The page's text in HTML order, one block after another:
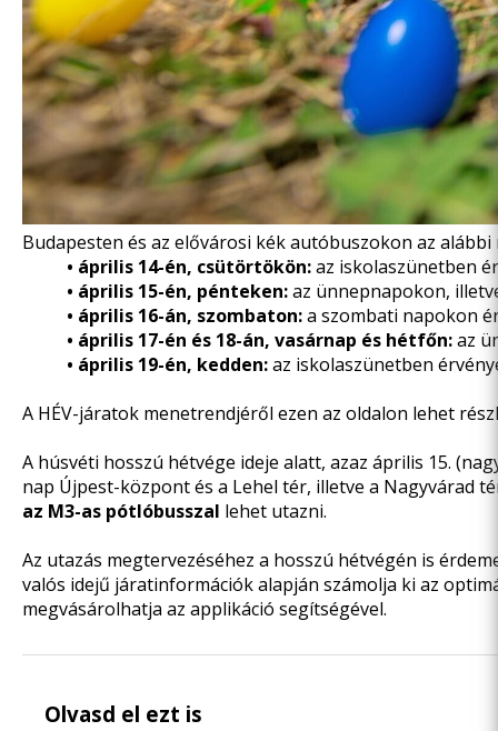
Budapesten és az elővárosi kék autóbuszokon az
• április 14-én, csütörtökön:az iskolaszünetben
• április 15-én, pénteken:az ünnepnapokon,
• április 16-án, szombaton:a szombati napokon
• április 17-én és 18-án, vasárnap és hétfőn:az
• április 19-én, kedden:az iskolaszünetben
A HÉV-járatok menetrendjéről ezen az oldalon lehet
A húsvéti hosszú hétvége ideje alatt, azaz április 15.
nap Újpest-központ és a Lehel tér, illetve a Nagyvárad
az M3-as pótlóbusszal lehet utazni.
Az utazás megtervezéséhez a hosszú hétvégén is
valós idejű járatinformációk alapján számolja ki az
megvásárolhatja az applikáció segítségével.
Olvasd el ezt is